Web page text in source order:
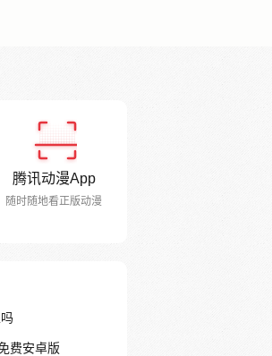
腾讯动漫App
随时随地看正版动漫
费安卓版